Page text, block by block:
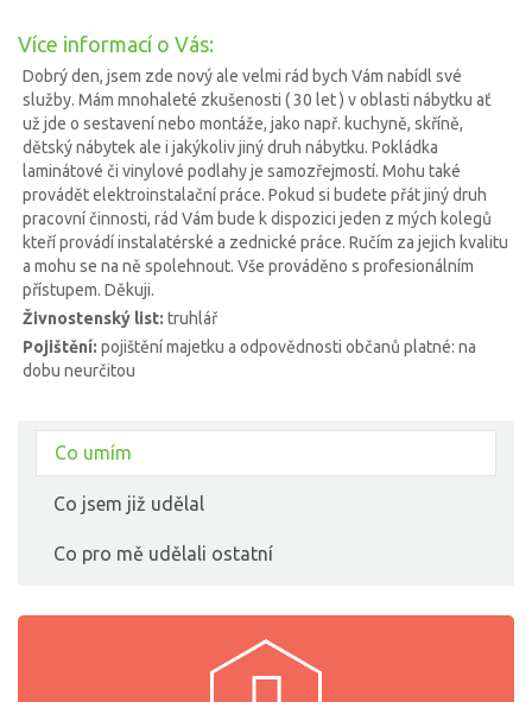
Více informací o Vás:
Dobrý den, jsem zde nový ale velmi rád bych Vám nabídl své
služby. Mám mnohaleté zkušenosti ( 30 let ) v oblasti nábytku ať
už jde o sestavení nebo montáže, jako např. kuchyně, skříně,
dětský nábytek ale i jakýkoliv jiný druh nábytku. Pokládka
laminátové či vinylové podlahy je samozřejmostí. Mohu také
provádět elektroinstalační práce. Pokud si budete přát jiný druh
pracovní činnosti, rád Vám bude k dispozici jeden z mých kolegů
kteří provádí instalatérské a zednické práce. Ručím za jejich kvalitu
a mohu se na ně spolehnout. Vše prováděno s profesionálním
přístupem. Děkuji.
Živnostenský list: truhlář
Pojištění: pojištění majetku a odpovědnosti občanů platné: na
dobu neurčitou
Co umím
Co jsem již udělal
Co pro mě udělali ostatní